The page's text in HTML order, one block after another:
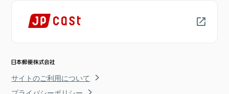
サイトのご利用について